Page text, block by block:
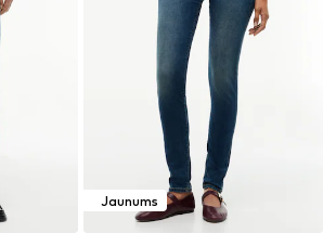
Jaunums